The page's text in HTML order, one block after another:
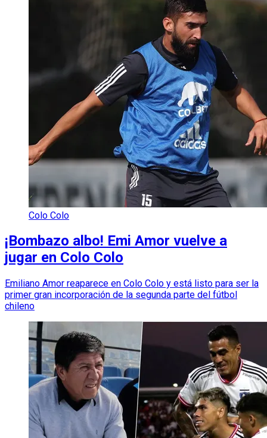
Colo Colo
¡Bombazo albo! Emi Amor vuelve a
jugar en Colo Colo
Emiliano Amor reaparece en Colo Colo y está listo para ser la
primer gran incorporación de la segunda parte del fútbol
chileno